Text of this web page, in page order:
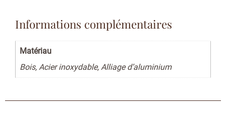
Informations complémentaires
Matériau
Bois, Acier inoxydable, Alliage d’aluminium